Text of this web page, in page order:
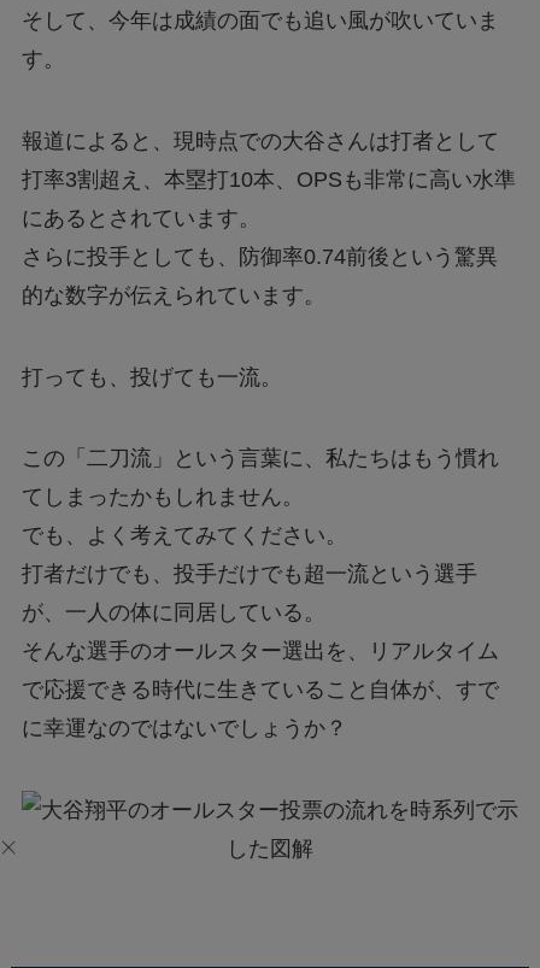
そして、今年は成績の面でも追い風が吹いていま
す。
報道によると、現時点での大谷さんは打者として
打率3割超え、本塁打10本、OPSも非常に高い水準
にあるとされています。
さらに投手としても、防御率0.74前後という驚異
的な数字が伝えられています。
打っても、投げても一流。
この「二刀流」という言葉に、私たちはもう慣れ
てしまったかもしれません。
でも、よく考えてみてください。
打者だけでも、投手だけでも超一流という選手
が、一人の体に同居している。
そんな選手のオールスター選出を、リアルタイム
で応援できる時代に生きていること自体が、すで
に幸運なのではないでしょうか？